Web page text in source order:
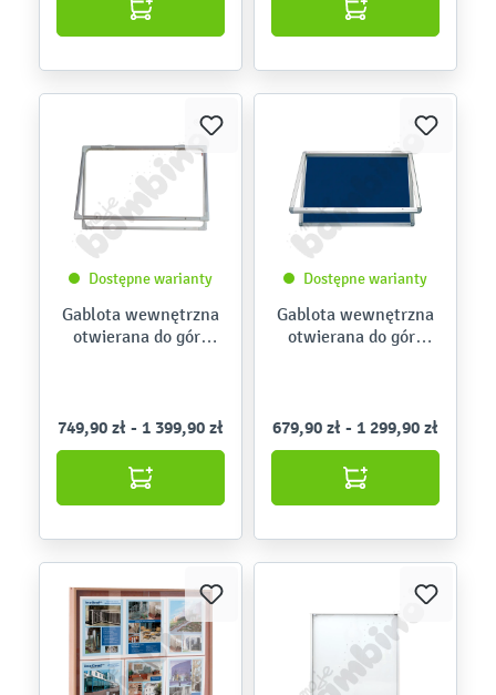
Dostępne warianty
Gablota wewnętrzna
otwierana do góry
749,90 zł - 1 399,90 zł
Dostępne warianty
Gablota wewnętrzna
otwierana do góry
679,90 zł - 1 299,90 zł